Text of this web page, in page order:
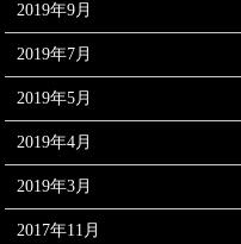
2019年9月
2019年7月
2019年5月
2019年4月
2019年3月
2017年11月